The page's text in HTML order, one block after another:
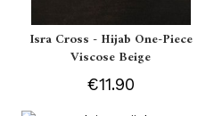
Isra Cross - Hijab One-Piece
Viscose Beige
€11.90